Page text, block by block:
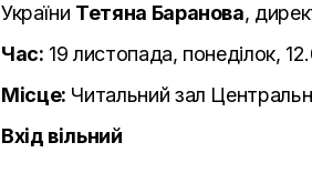
України Тетяна Баранова,
Час: 19 листопада, понеділок,
Місце: Читальний зал
Вхід вільний